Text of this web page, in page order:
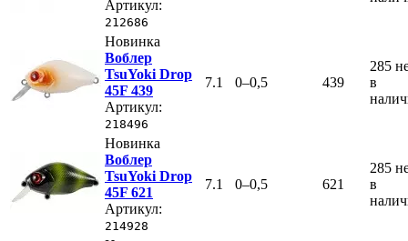
Артикул:
212686
Новинка
Воблер
TsuYoki Drop
45F 439
Артикул:
218496
7.1 0–0,5 439
285
в
Новинка
Воблер
TsuYoki Drop
45F 621
Артикул:
214928
7.1 0–0,5 621
285
в